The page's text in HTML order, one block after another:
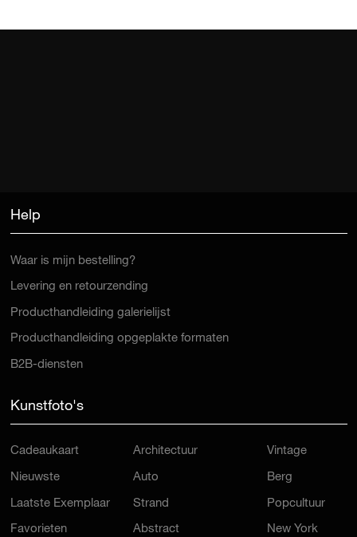
Help
Waar is mijn bestelling?
Levering en retourzending
Producthandleiding galerielijst
Producthandleiding opgeplakte formaten
B2B-diensten
Kunstfoto's
Cadeaukaart
Nieuwste
Laatste Exemplaar
Favorieten
Architectuur
Auto
Strand
Abstract
Vintage
Berg
Popcultuur
New York